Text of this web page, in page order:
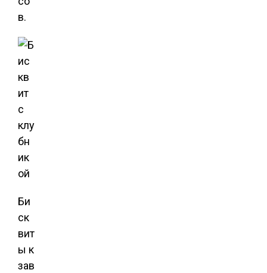
в.
Би
ск
вит
ы к
зав